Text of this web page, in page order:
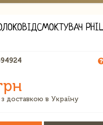
з доставкою в Україну